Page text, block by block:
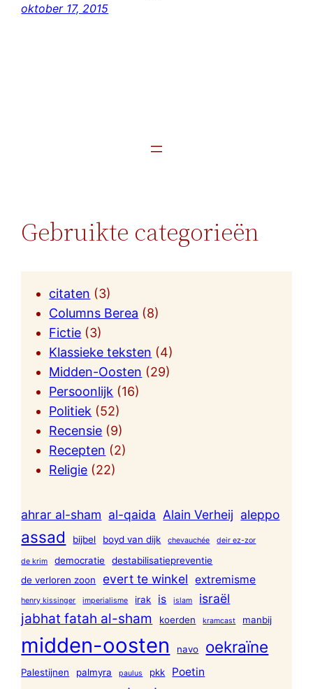
oktober 17, 2015
Gebruikte categorieën
citaten (3)
Columns Berea (8)
Fictie (3)
Klassieke teksten (4)
Midden-Oosten (29)
Persoonlijk (16)
Politiek (52)
Recensie (9)
Recepten (2)
Religie (22)
ahrar al-sham al-qaida Alain Verheij aleppo
assad bijbel boyd van dijk chevauchée deir ez-zor
de krim democratie
destabilisatiepreventie
de verloren zoon
evert te winkel extremisme
henry kissinger imperialisme irak is islam israël
jabhat fatah al-sham koerden kramcast manbij
midden-oosten navo oekraïne
Palestijnen palmyra paulus pkk Poetin